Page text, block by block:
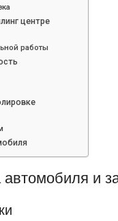
центре
работы
автомобиля и